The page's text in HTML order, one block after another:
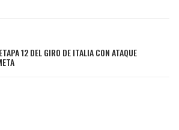
12 DEL GIRO DE ITALIA CON ATAQUE